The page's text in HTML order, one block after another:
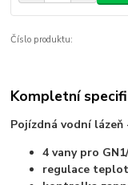
Číslo produktu:
Kompletní
Pojízdná vodní
4 vany pro
regulace